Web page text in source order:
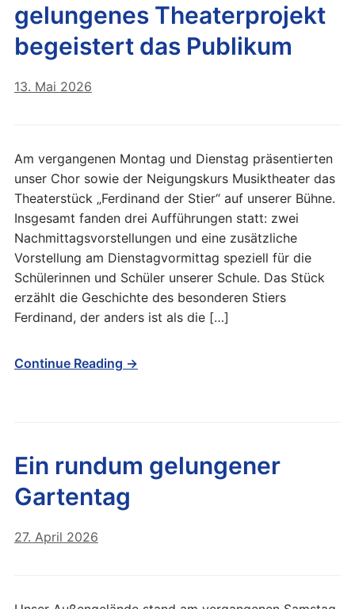
gelungenes Theaterprojekt
begeistert das Publikum
13. Mai 2026
Am vergangenen Montag und Dienstag präsentierten
unser Chor sowie der Neigungskurs Musiktheater das
Theaterstück „Ferdinand der Stier“ auf unserer Bühne.
Insgesamt fanden drei Aufführungen statt: zwei
Nachmittagsvorstellungen und eine zusätzliche
Vorstellung am Dienstagvormittag speziell für die
Schülerinnen und Schüler unserer Schule. Das Stück
erzählt die Geschichte des besonderen Stiers
Ferdinand, der anders ist als die […]
Continue Reading →
Ein rundum gelungener
Gartentag
27. April 2026